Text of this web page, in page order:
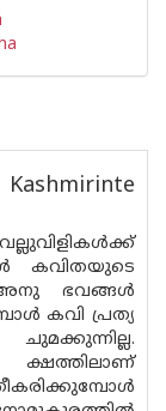
കവിതയുടെ
അനു ഭവങ്ങൾ
കവി പ്രത്യ